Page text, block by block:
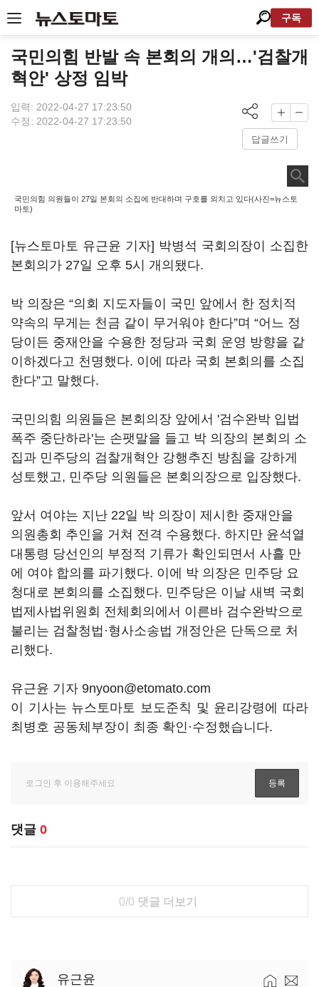
구독
국민의힘 반발 속 본회의 개의…'검찰개
혁안' 상정 임박
입력: 2022-04-27 17:23:50
수정: 2022-04-27 17:23:50
답글쓰기
국민의힘 의원들이 27일 본회의 소집에 반대하며 구호를 외치고 있다(사진=뉴스토
마토)
[뉴스토마토 유근윤 기자] 박병석 국회의장이 소집한
본회의가 27일 오후 5시 개의됐다.
박 의장은 “의회 지도자들이 국민 앞에서 한 정치적
약속의 무게는 천금 같이 무거워야 한다”며 “어느 정
당이든 중재안을 수용한 정당과 국회 운영 방향을 같
이하겠다고 천명했다. 이에 따라 국회 본회의를 소집
한다”고 말했다.
국민의힘 의원들은 본회의장 앞에서 '검수완박 입법
폭주 중단하라'는 손팻말을 들고 박 의장의 본회의 소
집과 민주당의 검찰개혁안 강행추진 방침을 강하게
성토했고, 민주당 의원들은 본회의장으로 입장했다.
앞서 여야는 지난 22일 박 의장이 제시한 중재안을
의원총회 추인을 거쳐 전격 수용했다. 하지만 윤석열
대통령 당선인의 부정적 기류가 확인되면서 사흘 만
에 여야 합의를 파기했다. 이에 박 의장은 민주당 요
청대로 본회의를 소집했다. 민주당은 이날 새벽 국회
법제사법위원회 전체회의에서 이른바 검수완박으로
불리는 검찰청법·형사소송법 개정안은 단독으로 처
리했다.
유근윤 기자 9nyoon@etomato.com
이 기사는 뉴스토마토 보도준칙 및 윤리강령에 따라
최병호 공동체부장이 최종 확인·수정했습니다.
댓글 0
0/0 댓글 더보기
유근윤